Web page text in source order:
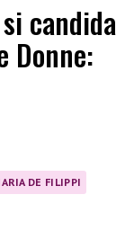
candida
Donne:
DE FILIPPI